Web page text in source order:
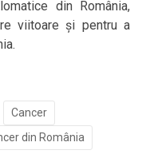
din România,
viitoare și pentru a
Cancer
din România